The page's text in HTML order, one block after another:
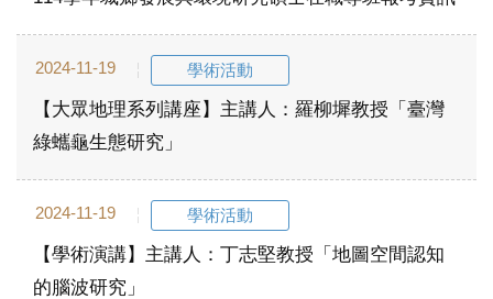
2024-11-19 學術活動
【大眾地理系列講座】主講人：羅柳墀教授「臺灣
綠蠵龜生態研究」
2024-11-19 學術活動
【學術演講】主講人：丁志堅教授「地圖空間認知
的腦波研究」